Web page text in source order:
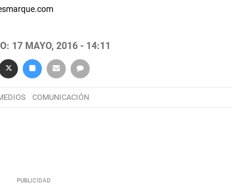
17 MAYO, 2016 - 14:11
COMUNICACIÓN